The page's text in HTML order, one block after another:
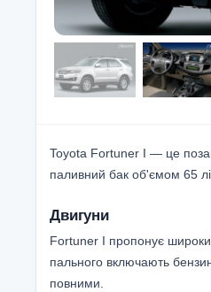
Toyota Fortuner I — це
паливний бак об'ємом 65
Двигуни
Fortuner I пропонує
пального включають
повними.